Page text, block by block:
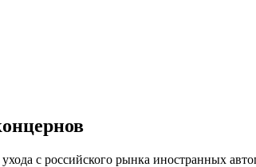
с российского рынка иностранных